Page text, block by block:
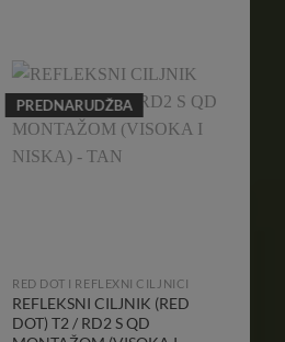
PREDNARUDŽBA
Add to
Wishlist
RED DOT I REFLEXNI CILJNICI
REFLEKSNI CILJNIK (RED
DOT) T2 / RD2 S QD